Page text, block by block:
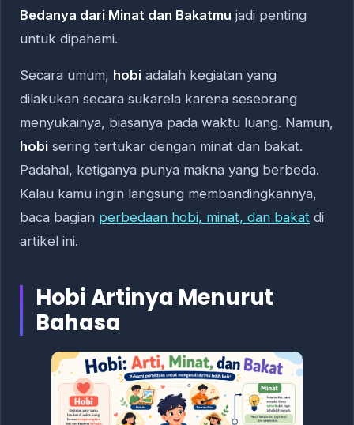
Bedanya dari Minat dan Bakatmu jadi penting
untuk dipahami.
Secara umum, hobi adalah kegiatan yang
dilakukan secara sukarela karena seseorang
menyukainya, biasanya pada waktu luang. Namun,
hobi sering tertukar dengan minat dan bakat.
Padahal, ketiganya punya makna yang berbeda.
Kalau kamu ingin langsung membandingkannya,
baca bagian perbedaan hobi, minat, dan bakat di
artikel ini.
Hobi Artinya Menurut
Bahasa